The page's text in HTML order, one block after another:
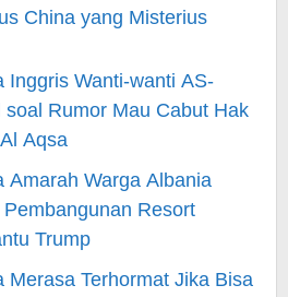
China yang Misterius
Inggris Wanti-wanti AS-
soal Rumor Mau Cabut Hak
Aqsa
Amarah Warga Albania
Pembangunan Resort
Trump
Merasa Terhormat Jika Bisa